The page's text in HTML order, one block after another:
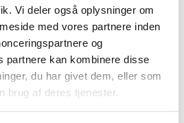
Vi deler også oplysninger om
med vores partnere inden
og
partnere kan kombinere disse
du har givet dem, eller som
brug af deres tjenester.
og brænder for at yde en ekstra
og detaljeorienteret med en høj
kollega med en aktiv og positiv
mand og deres tre børn.